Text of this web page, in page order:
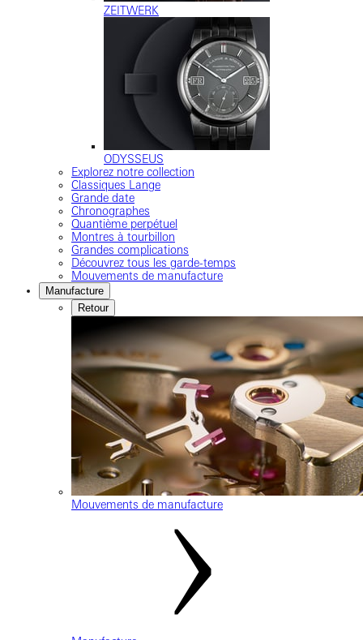
ZEITWERK
ODYSSEUS
Explorez notre collection
Classiques Lange
Grande date
Chronographes
Quantième perpétuel
Montres à tourbillon
Grandes complications
Découvrez tous les garde-temps
Mouvements de manufacture
Manufacture
Retour
Mouvements de manufacture